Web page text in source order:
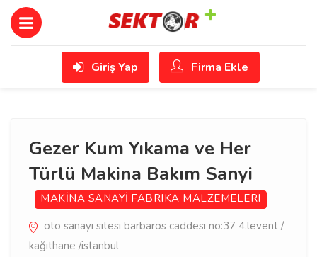
Giriş Yap Firma Ekle
Gezer Kum Yıkama ve Her
Türlü Makina Bakım Sanyi
MAKİNA SANAYİ FABRIKA MALZEMELERI
oto sanayi sitesi barbaros caddesi no:37 4.levent /
kağıthane /istanbul